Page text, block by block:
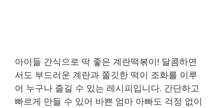
아이들 간식으로 딱 좋은 계란떡볶이! 달콤하면
서도 부드러운 계란과 쫄깃한 떡이 조화를 이루
어 누구나 즐길 수 있는 레시피입니다. 간단하고
빠르게 만들 수 있어 바쁜 엄마 아빠도 걱정 없이